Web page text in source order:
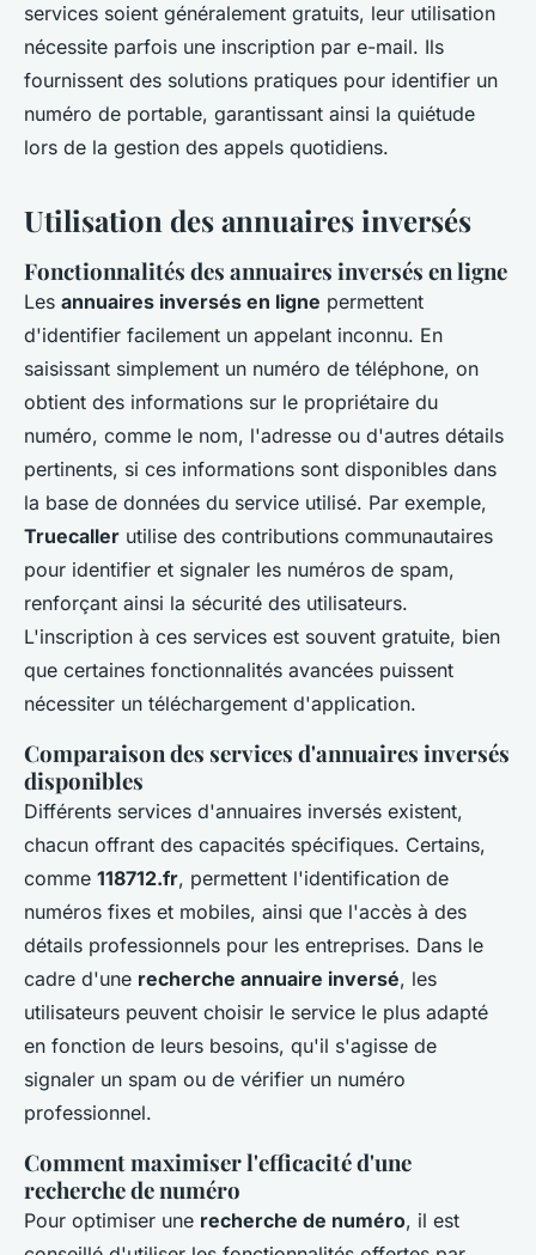
services soient généralement gratuits, leur utilisation
nécessite parfois une inscription par e-mail. Ils
fournissent des solutions pratiques pour identifier un
numéro de portable, garantissant ainsi la quiétude
lors de la gestion des appels quotidiens.
Utilisation des annuaires inversés
Fonctionnalités des annuaires inversés en ligne
Les annuaires inversés en ligne permettent
d'identifier facilement un appelant inconnu. En
saisissant simplement un numéro de téléphone, on
obtient des informations sur le propriétaire du
numéro, comme le nom, l'adresse ou d'autres détails
pertinents, si ces informations sont disponibles dans
la base de données du service utilisé. Par exemple,
Truecaller utilise des contributions communautaires
pour identifier et signaler les numéros de spam,
renforçant ainsi la sécurité des utilisateurs.
L'inscription à ces services est souvent gratuite, bien
que certaines fonctionnalités avancées puissent
nécessiter un téléchargement d'application.
Comparaison des services d'annuaires inversés
disponibles
Différents services d'annuaires inversés existent,
chacun offrant des capacités spécifiques. Certains,
comme 118712.fr, permettent l'identification de
numéros fixes et mobiles, ainsi que l'accès à des
détails professionnels pour les entreprises. Dans le
cadre d'une recherche annuaire inversé, les
utilisateurs peuvent choisir le service le plus adapté
en fonction de leurs besoins, qu'il s'agisse de
signaler un spam ou de vérifier un numéro
professionnel.
Comment maximiser l'efficacité d'une
recherche de numéro
Pour optimiser une recherche de numéro, il est